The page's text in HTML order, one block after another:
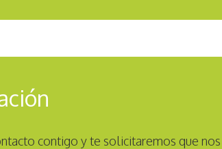
contigo y te solicitaremos que nos